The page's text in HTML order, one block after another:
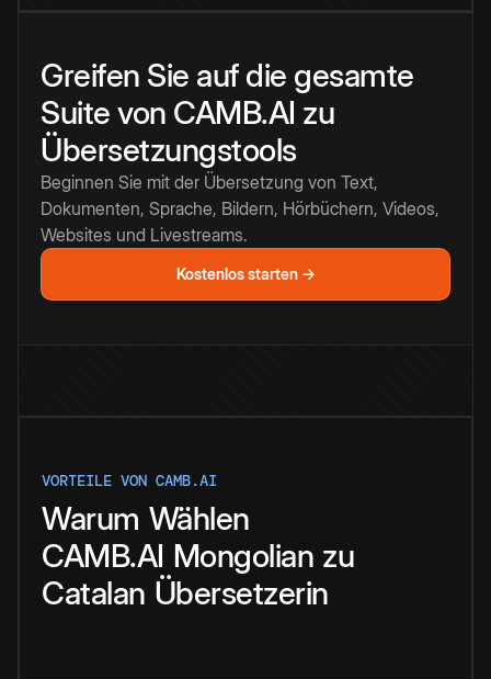
Greifen Sie auf die gesamte
Suite von CAMB.AI zu
Übersetzungstools
Beginnen Sie mit der Übersetzung von Text,
Dokumenten, Sprache, Bildern, Hörbüchern, Videos,
Websites und Livestreams.
Kostenlos starten →
VORTEILE VON CAMB.AI
Warum Wählen
CAMB.AI Mongolian zu
Catalan Übersetzerin